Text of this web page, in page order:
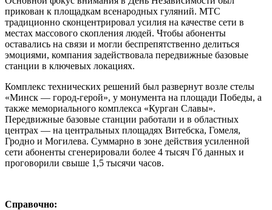
прикован к площадкам всенародных гуляний. МТС
традиционно сконцентрировал усилия на качестве сети в
местах массового скопления людей. Чтобы абоненты
оставались на связи и могли беспрепятственно делиться
эмоциями, компания задействовала передвижные базовые
станции в ключевых локациях.
Комплекс технических решений был развернут возле стелы
«Минск — город-герой», у монумента на площади Победы, а
также мемориального комплекса «Курган Славы».
Передвижные базовые станции работали и в областных
центрах — на центральных площадях Витебска, Гомеля,
Гродно и Могилева. Суммарно в зоне действия усиленной
сети абоненты сгенерировали более 4 тысяч Гб данных и
проговорили свыше 1,5 тысячи часов.
Справочно: